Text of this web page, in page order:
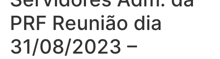
PRF Reunião dia
31/08/2023 –